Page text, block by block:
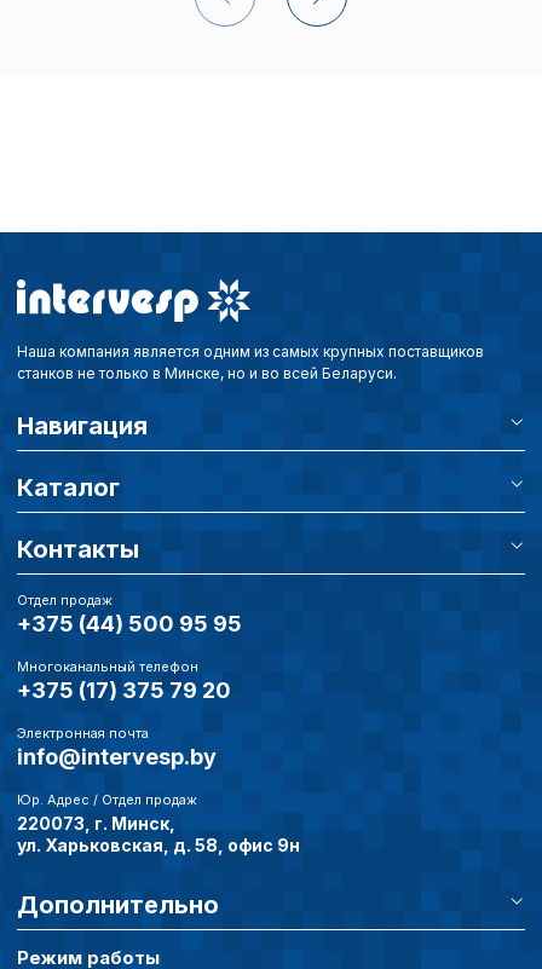
Наша компания является одним из самых крупных поставщиков
станков не только в Минске, но и во всей Беларуси.
Навигация
Каталог
Контакты
Отдел продаж
+375 (44) 500 95 95
Многоканальный телефон
+375 (17) 375 79 20
Электронная почта
info@intervesp.by
Юр. Адрес / Отдел продаж
220073, г. Минск,
ул. Харьковская, д. 58, офис 9н
Дополнительно
Режим работы
наиболее и наименее